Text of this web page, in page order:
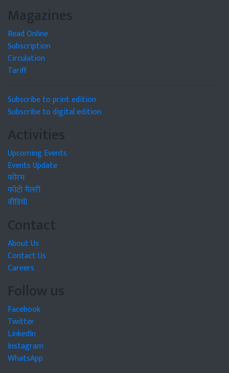
Magazines
Read Online
Subscription
Circulation
Tariff
Subscribe to print edition
Subscribe to digital edition
Activities
Upcoming Events
Events Update
फोरम
फोटो गैलरी
वीडियो
Contact
About Us
Contact Us
Careers
Follow us
Facebook
Twitter
LinkedIn
Instagram
WhatsApp